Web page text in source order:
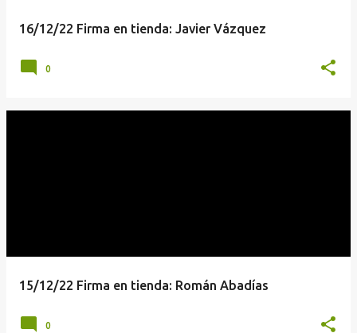
16/12/22 Firma en tienda: Javier Vázquez
0
15/12/22 Firma en tienda: Román Abadías
0